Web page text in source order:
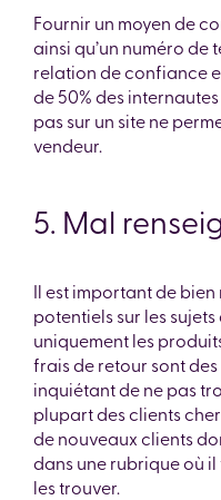
Fournir un moyen de
ainsi qu’un numéro de
relation de confiance
de 50% des
pas sur un site ne
vendeur.
5. Mal
Il est important de
potentiels sur les
uniquement les
frais de retour sont
inquiétant de ne pas
plupart des clients
de nouveaux clients
dans une rubrique où
les trouver.